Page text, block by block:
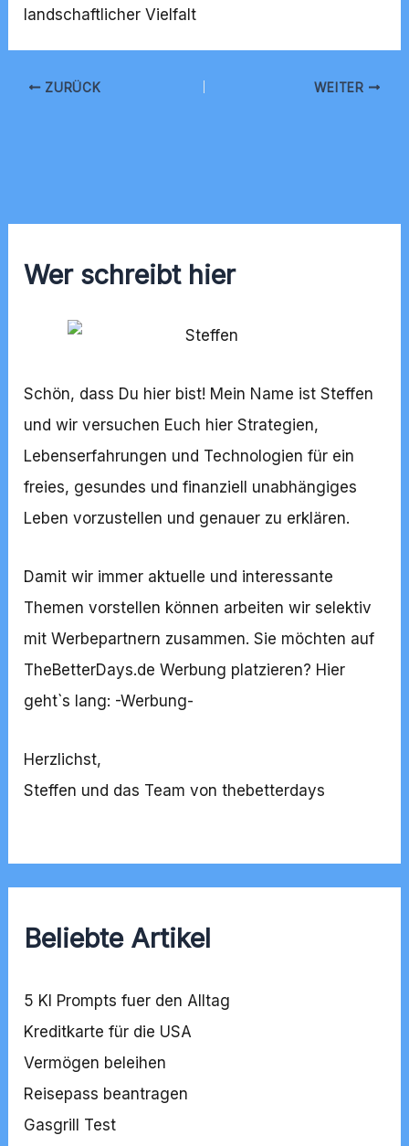
landschaftlicher Vielfalt
ZURÜCK WEITER
Wer schreibt hier
Schön, dass Du hier bist! Mein Name ist Steffen
und wir versuchen Euch hier Strategien,
Lebenserfahrungen und Technologien für ein
freies, gesundes und finanziell unabhängiges
Leben vorzustellen und genauer zu erklären.
Damit wir immer aktuelle und interessante
Themen vorstellen können arbeiten wir selektiv
mit Werbepartnern zusammen. Sie möchten auf
TheBetterDays.de Werbung platzieren? Hier
geht`s lang: -Werbung-
Herzlichst,
Steffen und das Team von thebetterdays
Beliebte Artikel
5 KI Prompts fuer den Alltag
Kreditkarte für die USA
Vermögen beleihen
Reisepass beantragen
Gasgrill Test